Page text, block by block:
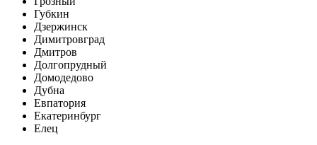
Губкин
Дзержинск
Димитровград
Дмитров
Долгопрудный
Домодедово
Дубна
Евпатория
Екатеринбург
Елец